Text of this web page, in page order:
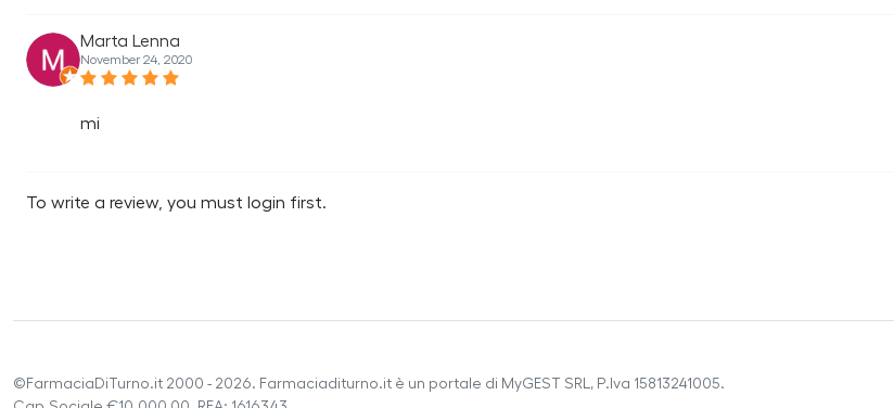
Marta Lenna
November 24, 2020
mi
To write a review, you must login first.
©FarmaciaDiTurno.it 2000 - 2026. Farmaciaditurno.it è un portale di MyGEST SRL, P.Iva 15813241005.